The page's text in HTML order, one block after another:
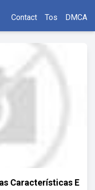
Contact Tos DMCA
Características E